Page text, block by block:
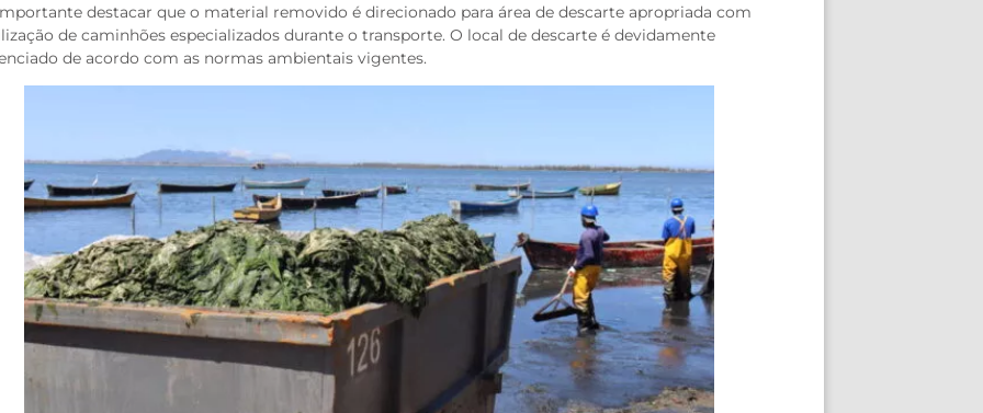
destacar que o material removido é direcionado para área de descarte apropriada com
de caminhões especializados durante o transporte. O local de descarte é devidamente
de acordo com as normas ambientais vigentes.